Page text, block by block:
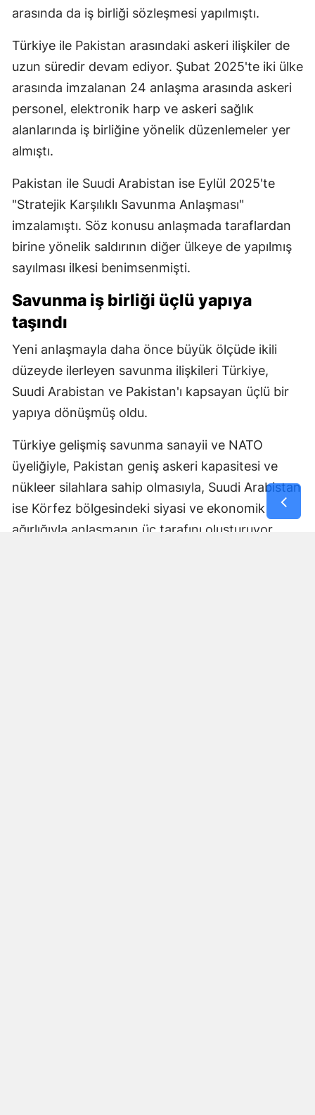
arasında da iş birliği sözleşmesi yapılmıştı.
Türkiye ile Pakistan arasındaki askeri ilişkiler de
uzun süredir devam ediyor. Şubat 2025'te iki ülke
arasında imzalanan 24 anlaşma arasında askeri
personel, elektronik harp ve askeri sağlık
alanlarında iş birliğine yönelik düzenlemeler yer
almıştı.
Pakistan ile Suudi Arabistan ise Eylül 2025'te
"Stratejik Karşılıklı Savunma Anlaşması"
imzalamıştı. Söz konusu anlaşmada taraflardan
birine yönelik saldırının diğer ülkeye de yapılmış
sayılması ilkesi benimsenmişti.
Savunma iş birliği üçlü yapıya
taşındı
Yeni anlaşmayla daha önce büyük ölçüde ikili
düzeyde ilerleyen savunma ilişkileri Türkiye,
Suudi Arabistan ve Pakistan'ı kapsayan üçlü bir
yapıya dönüşmüş oldu.
Türkiye gelişmiş savunma sanayii ve NATO
üyeliğiyle, Pakistan geniş askeri kapasitesi ve
nükleer silahlara sahip olmasıyla, Suudi Arabistan
ise Körfez bölgesindeki siyasi ve ekonomik
ağırlığıyla anlaşmanın üç tarafını oluşturuyor.